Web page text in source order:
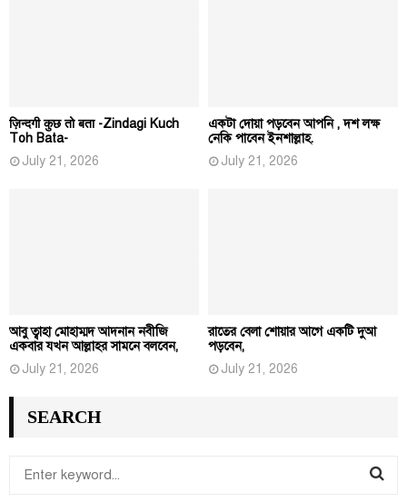
ज़िन्दगी कुछ तो बता -Zindagi Kuch
Toh Bata-
July 21, 2026
একটা দোয়া পড়বেন আপনি , দশ লক্ষ
নেকি পাবেন ইনশাল্লাহ.
July 21, 2026
আবু ত্বাহা মোহাম্মদ আদনান নবীজি
একবার যখন আল্লাহর সামনে বলবেন,
July 21, 2026
রাতের বেলা শোয়ার আগে একটি দুআ
পড়বেন,
July 21, 2026
SEARCH